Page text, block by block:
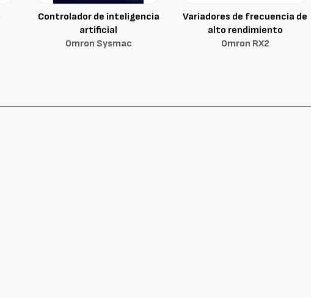
Controlador de inteligencia
artificial
Omron Sysmac
Variadores de frecuencia de
alto rendimiento
Omron RX2